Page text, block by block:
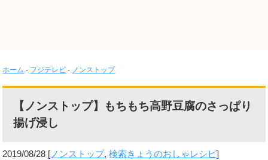
ホーム - フジテレビ - ノンストップ
【ノンストップ】もちもち高野豆腐のさっぱり
揚げ浸し
2019/08/28 [ ノンストップ,検索きょうのおしゃレシピ]